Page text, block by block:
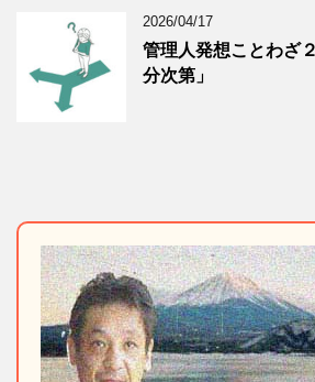
2026/04/17
管理人発想ことわざ
分次第」